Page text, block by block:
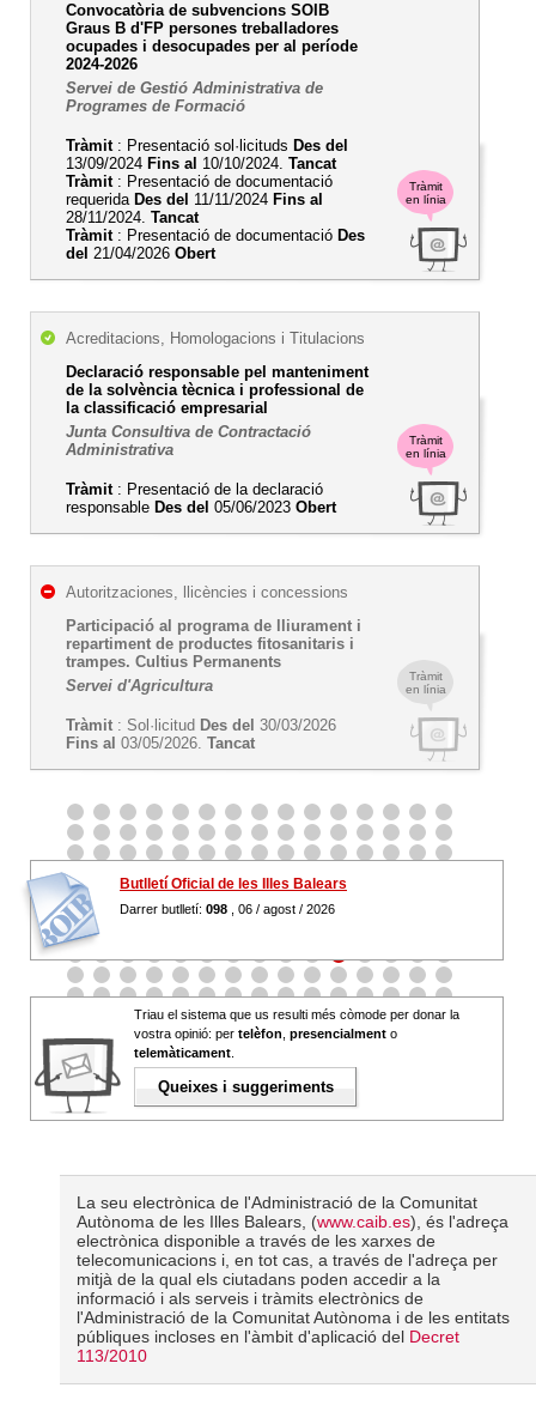
Tràmit
en línia
Convocatòria de subvencions SOIB
Graus B d'FP persones treballadores
ocupades i desocupades per al període
2024-2026
Servei de Gestió Administrativa de
Programes de Formació
Tràmit: Presentació sol·licituds Des del
13/09/2024 Fins al 10/10/2024. Tancat
Tràmit: Presentació de documentació
requerida Des del 11/11/2024 Fins al
28/11/2024. Tancat
Tràmit: Presentació de documentació Des
del 21/04/2026 Obert
Tràmit
en línia
Acreditacions, Homologacions i Titulacions
Declaració responsable pel manteniment
de la solvència tècnica i professional de
la classificació empresarial
Junta Consultiva de Contractació
Administrativa
Tràmit: Presentació de la declaració
responsable Des del 05/06/2023 Obert
Tràmit
en línia
Autoritzaciones, llicències i concessions
Participació al programa de lliurament i
repartiment de productes fitosanitaris i
trampes. Cultius Permanents
Servei d'Agricultura
Tràmit : Sol·licitud Des del 30/03/2026
Fins al 03/05/2026. Tancat
Butlletí Oficial de les Illes Balears
Darrer butlletí: 098 , 06 / agost / 2026
Triau el sistema que us resulti més còmode per donar la
vostra opinió: per telèfon presencialment o
telemàticament
Queixes i suggeriments
La seu electrònica de l'Administració de la Comunitat
Autònoma de les Illes Balears, (www.caib.es), és l'adreça
electrònica disponible a través de les xarxes de
telecomunicacions i, en tot cas, a través de l'adreça per
mitjà de la qual els ciutadans poden accedir a la
informació i als serveis i tràmits electrònics de
l'Administració de la Comunitat Autònoma i de les entitats
públiques incloses en l'àmbit d'aplicació del Decret
113/2010